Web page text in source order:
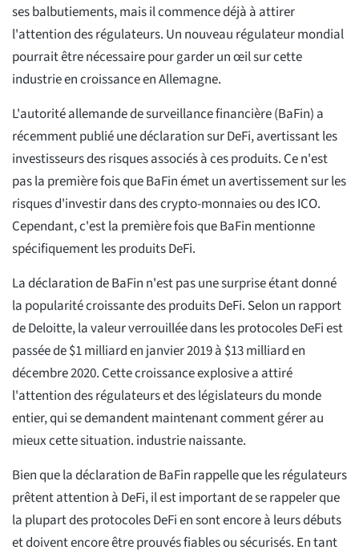
ses balbutiements, mais il commence déjà à attirer
l'attention des régulateurs. Un nouveau régulateur mondial
pourrait être nécessaire pour garder un œil sur cette
industrie en croissance en Allemagne.
L'autorité allemande de surveillance financière (BaFin) a
récemment publié une déclaration sur DeFi, avertissant les
investisseurs des risques associés à ces produits. Ce n'est
pas la première fois que BaFin émet un avertissement sur les
risques d'investir dans des crypto-monnaies ou des ICO.
Cependant, c'est la première fois que BaFin mentionne
spécifiquement les produits DeFi.
La déclaration de BaFin n'est pas une surprise étant donné
la popularité croissante des produits DeFi. Selon un rapport
de Deloitte, la valeur verrouillée dans les protocoles DeFi est
passée de $1 milliard en janvier 2019 à $13 milliard en
décembre 2020. Cette croissance explosive a attiré
l'attention des régulateurs et des législateurs du monde
entier, qui se demandent maintenant comment gérer au
mieux cette situation. industrie naissante.
Bien que la déclaration de BaFin rappelle que les régulateurs
prêtent attention à DeFi, il est important de se rappeler que
la plupart des protocoles DeFi en sont encore à leurs débuts
et doivent encore être prouvés fiables ou sécurisés. En tant